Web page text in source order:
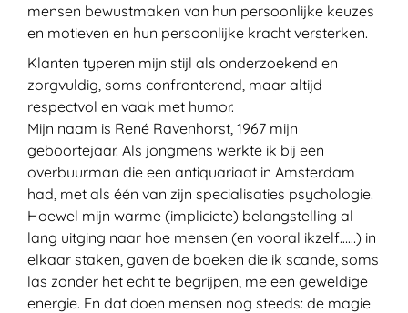
mensen bewustmaken van hun persoonlijke keuzes
en motieven en hun persoonlijke kracht versterken.
Klanten typeren mijn stijl als onderzoekend en
zorgvuldig, soms confronterend, maar altijd
respectvol en vaak met humor.
Mijn naam is René Ravenhorst, 1967 mijn
geboortejaar. Als jongmens werkte ik bij een
overbuurman die een antiquariaat in Amsterdam
had, met als één van zijn specialisaties psychologie.
Hoewel mijn warme (impliciete) belangstelling al
lang uitging naar hoe mensen (en vooral ikzelf……) in
elkaar staken, gaven de boeken die ik scande, soms
las zonder het echt te begrijpen, me een geweldige
energie. En dat doen mensen nog steeds: de magie